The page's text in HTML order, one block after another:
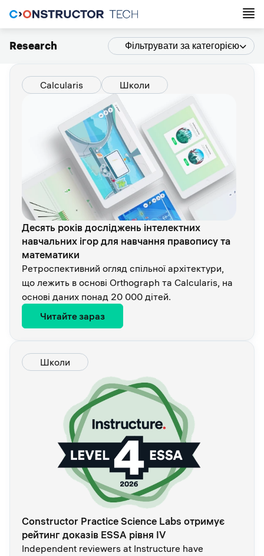
Research Фільтрувати за категорією
Calcularis Школи
Десять років досліджень інтелектних
навчальних ігор для навчання правопису та
математики
Ретроспективний огляд спільної архітектури,
що лежить в основі Orthograph та Calcularis, на
основі даних понад 20 000 дітей.
Читайте зараз
Школи
Constructor Practice Science Labs отримує
рейтинг доказів ESSA рівня IV
Independent reviewers at Instructure have